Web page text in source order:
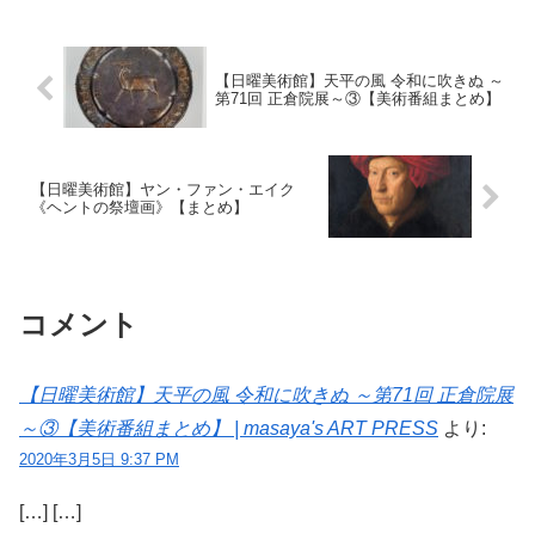
【日曜美術館】天平の風 令和に吹きぬ ～
第71回 正倉院展～③【美術番組まとめ】
【日曜美術館】ヤン・ファン・エイク
《ヘントの祭壇画》【まとめ】
コメント
【日曜美術館】天平の風 令和に吹きぬ ～第71回 正倉院展
～③【美術番組まとめ】 | masaya's ART PRESS より:
2020年3月5日 9:37 PM
[…] […]